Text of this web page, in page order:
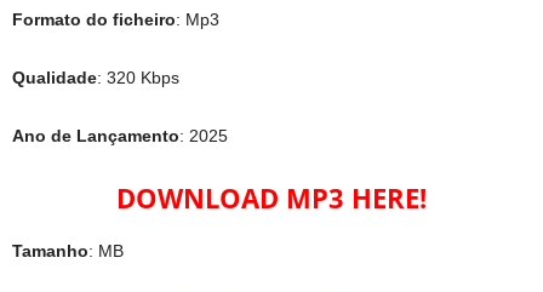
Formato do ficheiro: Mp3
Qualidade: 320 Kbps
Ano de Lançamento: 2025
DOWNLOAD MP3 HERE!
Tamanho: MB